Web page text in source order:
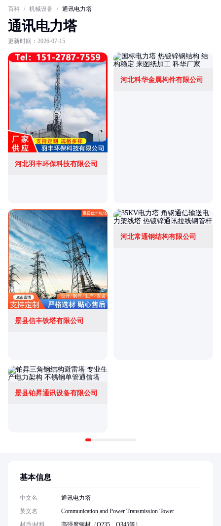
百科 / 机械设备 / 通讯电力塔
通讯电力塔
更新时间：2026-07-15
河北羽丰环保科技有限公司
河北科华金属构件有限公司
景县信丰铁塔有限公司
河北常通钢结构有限公司
景县铂昇通讯设备有限公司
基本信息
中文名
通讯电力塔
英文名
Communication and Power Transmission Tower
材质/材料
高强度钢材（Q235、Q345等）